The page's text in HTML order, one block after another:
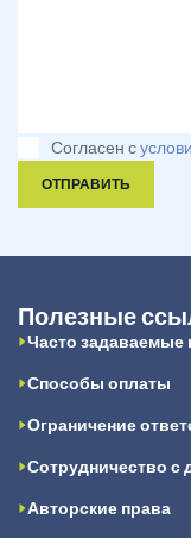
Согласен с
ОТПРАВИТЬ
Полезные
Часто задаваемые
Способы оплаты
Ограничение
Сотрудничество с
Авторские права